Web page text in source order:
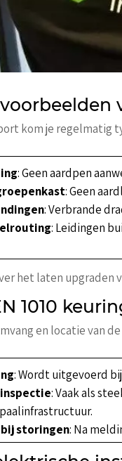
kom je regelmatig
: Geen aardpen
: Geen
: Verbrande
: Leidingen
het laten upgraden
1010
en locatie van
: Wordt uitgevoerd
: Vaak als
storingen: Na